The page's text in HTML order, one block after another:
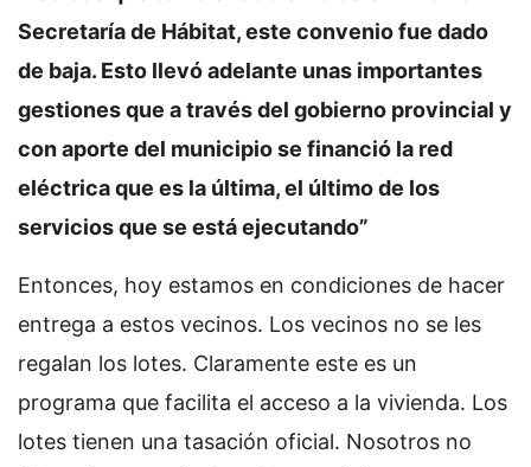
Secretaría de Hábitat, este convenio fue dado
de baja. Esto llevó adelante unas importantes
gestiones que a través del gobierno provincial y
con aporte del municipio se financió la red
eléctrica que es la última, el último de los
servicios que se está ejecutando”
Entonces, hoy estamos en condiciones de hacer
entrega a estos vecinos. Los vecinos no se les
regalan los lotes. Claramente este es un
programa que facilita el acceso a la vivienda. Los
lotes tienen una tasación oficial. Nosotros no